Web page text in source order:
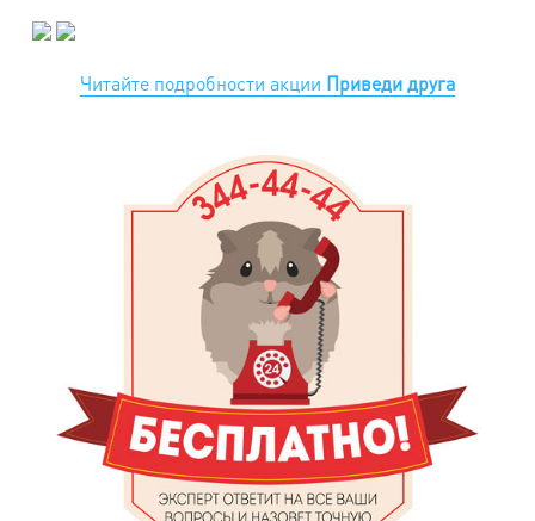
Читайте подробности акции Приведи друга